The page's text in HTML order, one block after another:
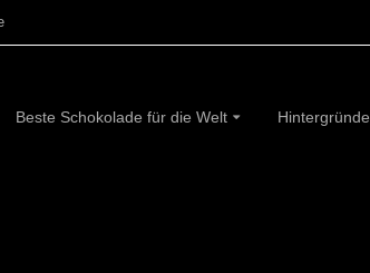
Beste Schokolade für die Welt Hintergründe